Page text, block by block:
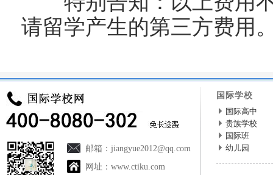
请留学产生的第三方费用
邮箱： jiangyue2012@qq.com
网址： www.ctiku.com
国际学校
国际高中
贵族学校
国际班
幼儿园